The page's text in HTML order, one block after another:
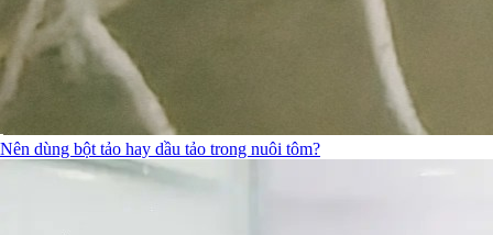
Nên dùng bột tảo hay dầu tảo trong nuôi tôm?